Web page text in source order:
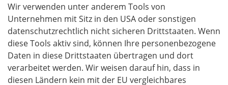
Wir verwenden unter anderem Tools von
Unternehmen mit Sitz in den USA oder sonstigen
datenschutzrechtlich nicht sicheren Drittstaaten. Wenn
diese Tools aktiv sind, können Ihre personenbezogene
Daten in diese Drittstaaten übertragen und dort
verarbeitet werden. Wir weisen darauf hin, dass in
diesen Ländern kein mit der EU vergleichbares